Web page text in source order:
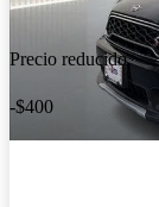
Precio reducido
-$400